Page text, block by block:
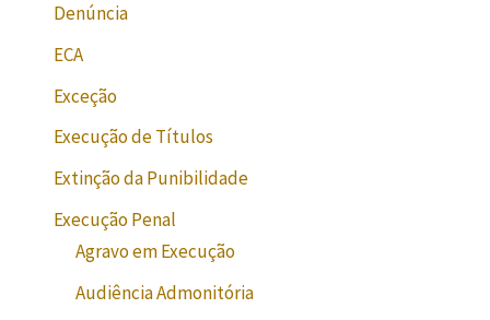
Denúncia
ECA
Exceção
Execução de Títulos
Extinção da Punibilidade
Execução Penal
Agravo em Execução
Audiência Admonitória